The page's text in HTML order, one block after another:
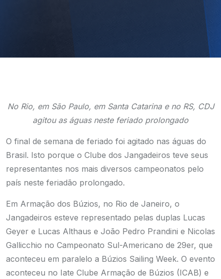
No Rio, em São Paulo, em Santa Catarina e no RS, CDJ
agitou as águas neste feriado prolongado
O final de semana de feriado foi agitado nas águas do
Brasil. Isto porque o Clube dos Jangadeiros teve seus
representantes nos mais diversos campeonatos pelo
país neste feriadão prolongado.
Em Armação dos Búzios, no Rio de Janeiro, o
Jangadeiros esteve representado pelas duplas Lucas
Geyer e Lucas Althaus e João Pedro Prandini e Nicolas
Gallicchio no Campeonato Sul-Americano de 29er, que
aconteceu em paralelo a Búzios Sailing Week. O evento
aconteceu no Iate Clube Armação de Búzios (ICAB) e